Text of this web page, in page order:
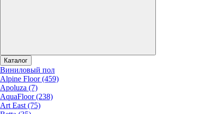
Каталог
Виниловый пол
Alpine Floor (459)
Apoluza (7)
AquaFloor (238)
Art East (75)